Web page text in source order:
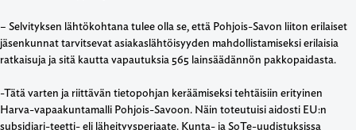
– Selvityksen lähtökohtana tulee olla se, että Pohjois-Savon liiton erilaiset
jäsenkunnat tarvitsevat asiakaslähtöisyyden mahdollistamiseksi erilaisia
ratkaisuja ja sitä kautta vapautuksia 565 lainsäädännön pakkopaidasta.
-Tätä varten ja riittävän tietopohjan keräämiseksi tehtäisiin erityinen
Harva-vapaakuntamalli Pohjois-Savoon. Näin toteutuisi aidosti EU:n
subsidiari-teetti- eli läheityysperiaate. Kunta- ja SoTe-uudistuksissa